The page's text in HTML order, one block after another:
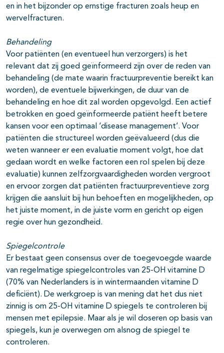
en in het bijzonder op ernstige fracturen zoals heup en
wervelfracturen.
Behandeling
Voor patiënten (en eventueel hun verzorgers) is het
relevant dat zij goed geïnformeerd zijn over de reden van
behandeling (de mate waarin fractuurpreventie bereikt kan
worden), de eventuele bijwerkingen, de duur van de
behandeling en hoe dit zal worden opgevolgd. Een actief
betrokken en goed geïnformeerde patiënt heeft betere
kansen voor een optimaal ‘disease management’. Voor
patiënten die structureel worden geëvalueerd (dus die
weten wanneer er een evaluatie moment volgt, hoe dat
gedaan wordt en welke factoren een rol spelen bij deze
evaluatie) kunnen zelfzorgvaardigheden worden vergroot
en ervoor zorgen dat patiënten fractuurpreventieve zorg
krijgen die aansluit bij hun behoeften en mogelijkheden, op
het juiste moment, in de juiste vorm en gericht op eigen
regie over hun gezondheid.
Spiegelcontrole
Er bestaat geen consensus over de toegevoegde waarde
van regelmatige spiegelcontroles van 25-OH vitamine D
(70% van Nederlanders is in wintermaanden vitamine D
deficiënt). De werkgroep is van mening dat het dus niet
zinnig is om 25-OH vitamine D spiegels te controleren bij
mensen met epilepsie. Maar als je wil doseren op basis van
spiegels, kun je overwegen om alsnog de spiegel te
controleren.